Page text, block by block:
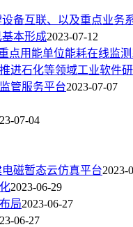
备互联、以及重点业务
本形成2023-07-12
点用能单位能耗在线监
进石化等领域工业软件
管服务平台2023-07-07
07-04
磁暂态云仿真平台2023-
2023-06-29
局2023-06-27
06-27